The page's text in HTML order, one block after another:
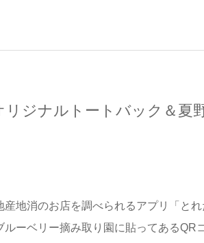
リジナルトートバック＆夏
産地消のお店を調べられるアプリ「と
ルーベリー摘み取り園に貼ってあるQR